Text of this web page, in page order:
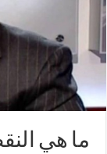
ما هي